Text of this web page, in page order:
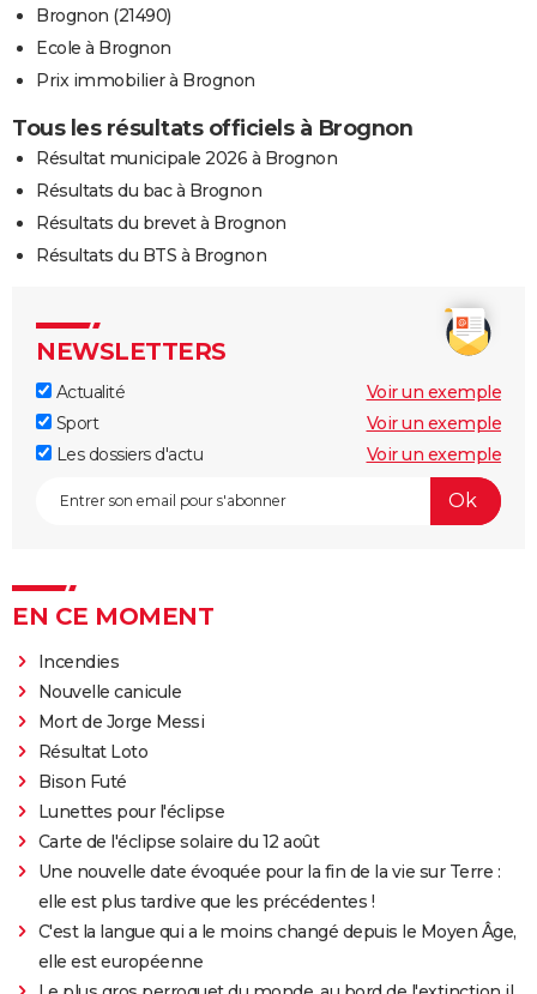
Brognon (21490)
Ecole à Brognon
Prix immobilier à Brognon
Tous les résultats officiels à Brognon
Résultat municipale 2026 à Brognon
Résultats du bac à Brognon
Résultats du brevet à Brognon
Résultats du BTS à Brognon
NEWSLETTERS
Actualité
Voir un exemple
Sport
Voir un exemple
Les dossiers d'actu
Voir un exemple
EN CE MOMENT
Incendies
Nouvelle canicule
Mort de Jorge Messi
Résultat Loto
Bison Futé
Lunettes pour l'éclipse
Carte de l'éclipse solaire du 12 août
Une nouvelle date évoquée pour la fin de la vie sur Terre :
elle est plus tardive que les précédentes !
C'est la langue qui a le moins changé depuis le Moyen Âge,
elle est européenne